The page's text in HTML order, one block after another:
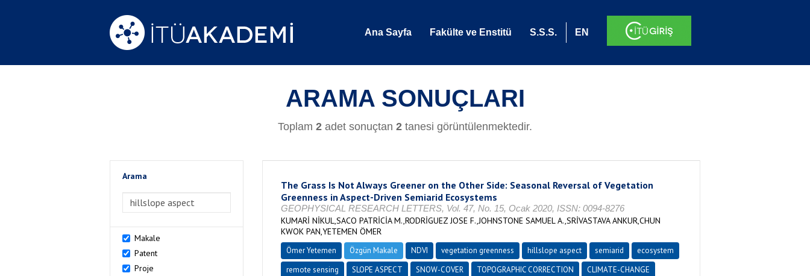
Ana Sayfa Fakülte ve Enstitü S.S.S. EN
ARAMA SONUÇLARI
Toplam 2 adet sonuçtan 2 tanesi görüntülenmektedir.
Arama
>Arama
Makale
Patent
Proje
The Grass Is Not Always Greener on the Other Side: Seasonal Reversal of Vegetation
Greenness in Aspect-Driven Semiarid Ecosystems
GEOPHYSICAL RESEARCH LETTERS, Vol. 47, No. 15, Ocak 2020, ISSN: 0094-8276
KUMARİ NİKUL,SACO PATRİCİA M.,RODRİGUEZ JOSE F.,JOHNSTONE SAMUEL A.,SRİVASTAVA ANKUR,CHUN
KWOK PAN,YETEMEN ÖMER
Ömer Yetemen Özgün Makale NDVI vegetation greenness hillslope aspect semiarid
ecosystem
remote sensing
SLOPE ASPECT SNOW-COVER TOPOGRAPHIC CORRECTION
CLIMATE-CHANGE